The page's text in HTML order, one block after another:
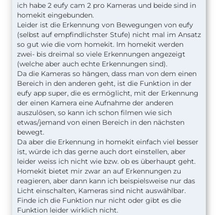
ich habe 2 eufy cam 2 pro Kameras und beide sind in
homekit eingebunden.
Leider ist die Erkennung von Bewegungen von eufy
(selbst auf empfindlichster Stufe) nicht mal im Ansatz
so gut wie die vom homekit. Im homekit werden
zwei- bis dreimal so viele Erkennungen angezeigt
(welche aber auch echte Erkennungen sind).
Da die Kameras so hängen, dass man von dem einen
Bereich in den anderen geht, ist die Funktion in der
eufy app super, die es ermöglicht, mit der Erkennung
der einen Kamera eine Aufnahme der anderen
auszulösen, so kann ich schon filmen wie sich
etwas/jemand von einen Bereich in den nächsten
bewegt.
Da aber die Erkennung in homekit einfach viel besser
ist, würde ich das gerne auch dort einstellen, aber
leider weiss ich nicht wie bzw. ob es überhaupt geht.
Homekit bietet mir zwar an auf Erkennungen zu
reagieren, aber dann kann ich beispielsweise nur das
Licht einschalten, Kameras sind nicht auswählbar.
Finde ich die Funktion nur nicht oder gibt es die
Funktion leider wirklich nicht.